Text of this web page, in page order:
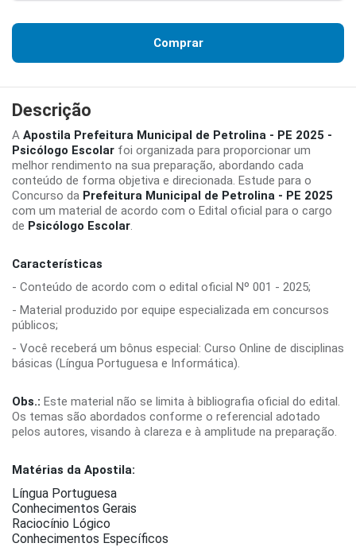
Comprar
Descrição
A Apostila Prefeitura Municipal de Petrolina - PE 2025 -
Psicólogo Escolar foi organizada para proporcionar um
melhor rendimento na sua preparação, abordando cada
conteúdo de forma objetiva e direcionada. Estude para o
Concurso da Prefeitura Municipal de Petrolina - PE 2025
com um material de acordo com o Edital oficial para o cargo
de Psicólogo Escolar.
Características
- Conteúdo de acordo com o edital oficial Nº 001 - 2025;
- Material produzido por equipe especializada em concursos
públicos;
- Você receberá um bônus especial: Curso Online de disciplinas
básicas (Língua Portuguesa e Informática).
Obs.: Este material não se limita à bibliografia oficial do edital.
Os temas são abordados conforme o referencial adotado
pelos autores, visando à clareza e à amplitude na preparação.
Matérias da Apostila:
Língua Portuguesa
Conhecimentos Gerais
Raciocínio Lógico
Conhecimentos Específicos